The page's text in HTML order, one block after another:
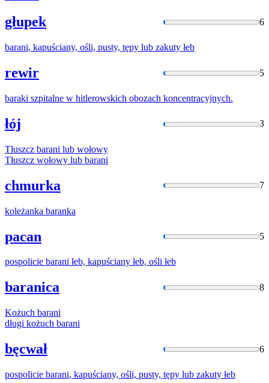
głupek 6
barani, kapuściany, ośli, pusty, tępy lub zakuty łeb
rewir 5
baraki szpitalne w hitlerowskich obozach koncentracyjnych.
łój 3
Tłuszcz barani lub wołowy
Tłuszcz wołowy lub barani
chmurka 7
koleżanka baranka
pacan 5
pospolicie barani łeb, kapuściany łeb, ośli łeb
baranica 8
Kożuch barani
długi kożuch barani
bęcwał 6
pospolicie barani, kapuściany, ośli, pusty, tępy lub zakuty łeb